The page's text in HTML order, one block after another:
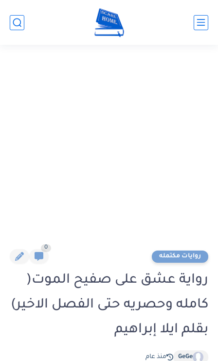
روايات مكتمله
0
رواية عشق على صفيح الموت(
كامله وحصريه حتى الفصل الاخير)
بقلم ايلا إبراهيم
GeGe منذ عام